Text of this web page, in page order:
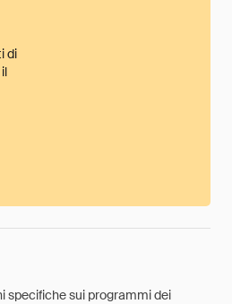
di
specifiche sui programmi dei